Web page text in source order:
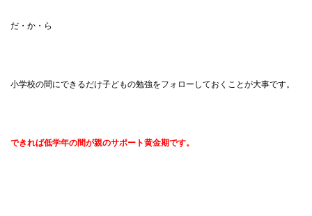
だ・か・ら
小学校の間にできるだけ子どもの勉強をフォローしておくことが大事です。
できれば低学年の間が親のサポート黄金期です。